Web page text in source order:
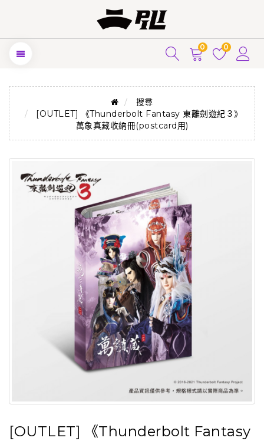
0 0
搜尋
[OUTLET] 《Thunderbolt Fantasy 東離劍遊紀３》
萬象真藏收納冊(postcard用)
[OUTLET] 《Thunderbolt Fantasy